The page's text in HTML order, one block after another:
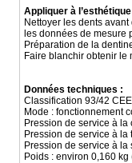
Appliquer à
Nettoyer les dents
les données de mesure
Préparation de la
Faire blanchir obtenir le
Données techniques :
Classification 93/42
Mode : fonctionnement
Pression de service à
Pression de service à
Pression de service à la
Poids : environ 0,160